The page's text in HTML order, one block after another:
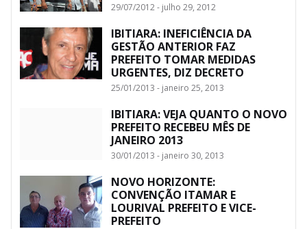
29/07/2012 - julho 29, 2012
IBITIARA: INEFICIÊNCIA DA
GESTÃO ANTERIOR FAZ
PREFEITO TOMAR MEDIDAS
URGENTES, DIZ DECRETO
25/01/2013 - janeiro 25, 2013
IBITIARA: VEJA QUANTO O NOVO
PREFEITO RECEBEU MÊS DE
JANEIRO 2013
30/01/2013 - janeiro 30, 2013
NOVO HORIZONTE:
CONVENÇÃO ITAMAR E
LOURIVAL PREFEITO E VICE-
PREFEITO